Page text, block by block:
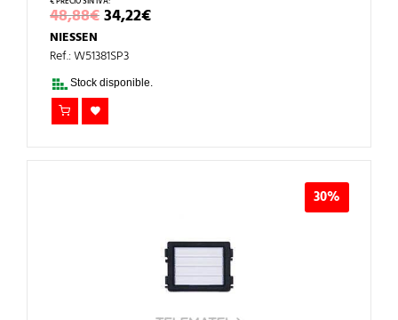
48,88€EL
PRECIO
ERA:
48,88€.
34,22€EL
PRECIO
NIESSEN
Ref.: W51381SP3
Stock disponible.
30%